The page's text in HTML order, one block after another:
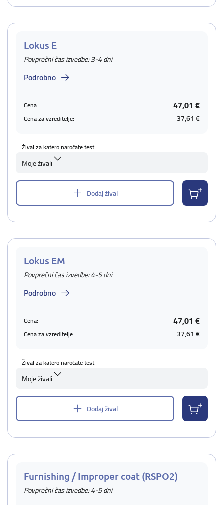
Lokus E
Povprečni čas izvedbe: 3-4 dni
Podrobno
Cena: 47,01 €
Cena za vzreditelje: 37,61 €
Žival za katero naročate test
Moje živali
Dodaj žival
Lokus EM
Povprečni čas izvedbe: 4-5 dni
Podrobno
Cena: 47,01 €
Cena za vzreditelje: 37,61 €
Žival za katero naročate test
Moje živali
Dodaj žival
Furnishing / Improper coat (RSPO2)
Povprečni čas izvedbe: 4-5 dni